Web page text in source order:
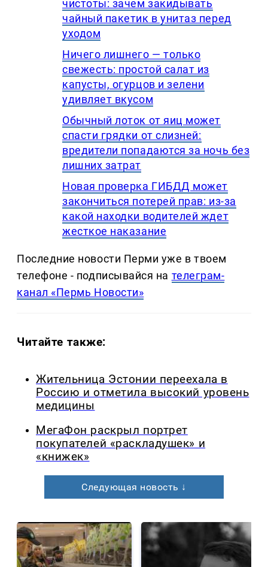
чистоты: зачем закидывать
чайный пакетик в унитаз перед
уходом
Ничего лишнего — только
свежесть: простой салат из
капусты, огурцов и зелени
удивляет вкусом
Обычный лоток от яиц может
спасти грядки от слизней:
вредители попадаются за ночь без
лишних затрат
Новая проверка ГИБДД может
закончиться потерей прав: из-за
какой находки водителей ждет
жесткое наказание
Последние новости Перми уже в твоем
телефоне - подписывайся на телеграм-
канал «Пермь Новости»
Читайте также:
Жительница Эстонии переехала в
Россию и отметила высокий уровень
медицины
МегаФон раскрыл портрет
покупателей «раскладушек» и
«книжек»
Следующая новость ↓